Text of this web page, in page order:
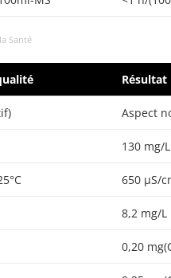
Santé
Résultat
Aspect
130 mg/L
650 µS/
8,2 mg/L
0,20